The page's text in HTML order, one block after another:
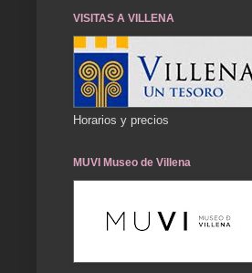
VISITAS A VILLENA
Horarios y precios
MUVI Museo de Villena